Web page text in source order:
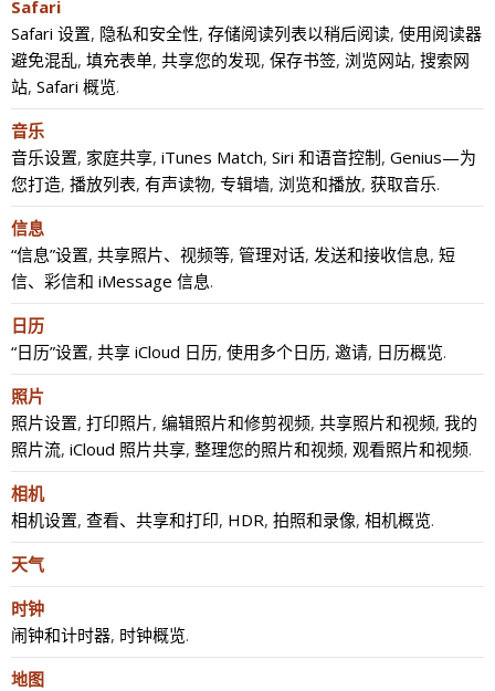
Safari
Safari 设置, 隐私和安全性, 存储阅读列表以稍后阅读, 使用阅读器
避免混乱, 填充表单, 共享您的发现, 保存书签, 浏览网站, 搜索网
站, Safari 概览.
音乐
音乐设置, 家庭共享, iTunes Match, Siri 和语音控制, Genius—为
您打造, 播放列表, 有声读物, 专辑墙, 浏览和播放, 获取音乐.
信息
“信息”设置, 共享照片、视频等, 管理对话, 发送和接收信息, 短
信、彩信和 iMessage 信息.
日历
“日历”设置, 共享 iCloud 日历, 使用多个日历, 邀请, 日历概览.
照片
照片设置, 打印照片, 编辑照片和修剪视频, 共享照片和视频, 我的
照片流, iCloud 照片共享, 整理您的照片和视频, 观看照片和视频.
相机
相机设置, 查看、共享和打印, HDR, 拍照和录像, 相机概览.
天气
时钟
闹钟和计时器, 时钟概览.
地图